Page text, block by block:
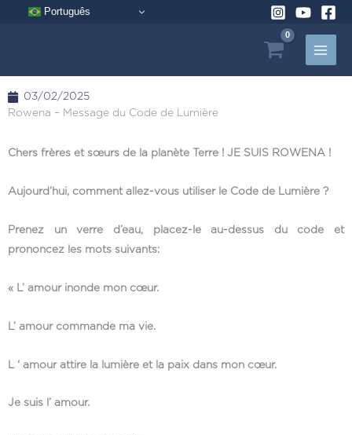
Português
03/02/2025
Rowena – Message du Code de Lumière
Chers frères et sœurs de la planète Terre ! JE SUIS ROWENA !
Aujourd’hui, comment allez-vous utiliser le Code de Lumière ?
Prenez un verre d’eau, placez-le au-dessus du code et
prononcez les mots suivants:
« L’ amour inonde mon cœur.
L’ amour commande ma vie.
L ‘ amour attire la lumière et la paix dans mon cœur.
Je suis l’ amour.